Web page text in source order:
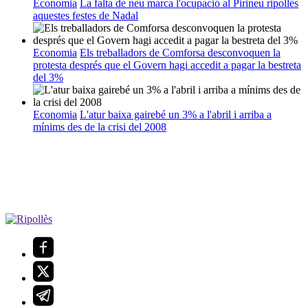
Economia
La falta de neu marca l'ocupació al Pirineu ripollès
aquestes festes de Nadal
Economia Els treballadors de Comforsa desconvoquen la
protesta després que el Govern hagi accedit a pagar la bestreta
del 3%
Economia L'atur baixa gairebé un 3% a l'abril i arriba a
mínims des de la crisi del 2008